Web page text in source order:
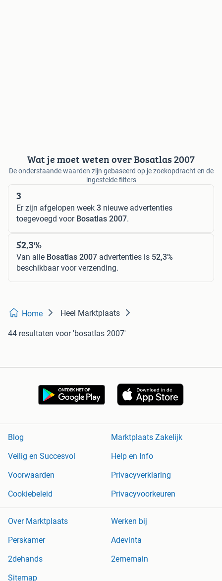
Wat je moet weten over Bosatlas 2007
De onderstaande waarden zijn gebaseerd op je zoekopdracht en de
ingestelde filters
3
Er zijn afgelopen week 3 nieuwe advertenties
toegevoegd voor Bosatlas 2007.
52,3%
Van alle Bosatlas 2007 advertenties is 52,3%
beschikbaar voor verzending.
Home Heel Marktplaats
44 resultaten voor 'bosatlas 2007'
Blog
Marktplaats Zakelijk
Veilig en Succesvol
Help en Info
Voorwaarden
Privacyverklaring
Cookiebeleid
Privacyvoorkeuren
Over Marktplaats
Werken bij
Perskamer
Adevinta
2dehands
2ememain
Sitemap